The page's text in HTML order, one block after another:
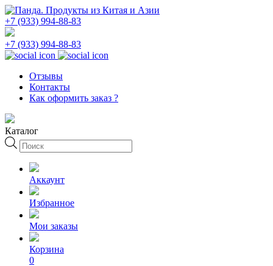
+7 (933) 994-88-83
+7 (933) 994-88-83
Отзывы
Контакты
Как оформить заказ ?
Каталог
Поиск
товаров
Аккаунт
Избранное
Мои заказы
Корзина
0